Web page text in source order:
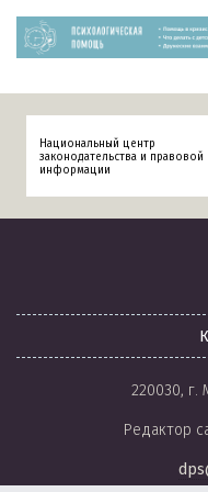
Национальный центр
законодательства и правовой
информации
220030, г.
Редактор